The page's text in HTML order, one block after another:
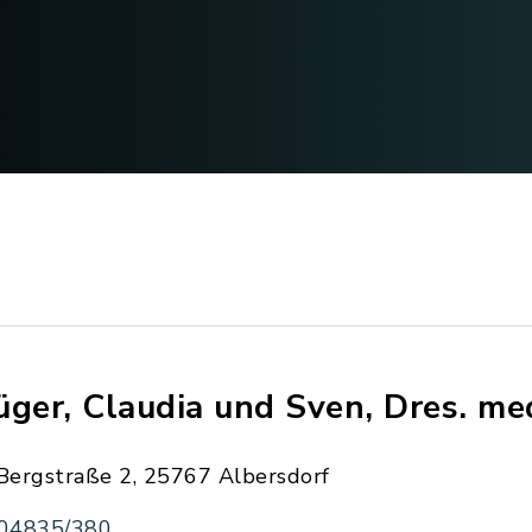
Claudia und Sven, Dres.
2, 25767 Albersdorf